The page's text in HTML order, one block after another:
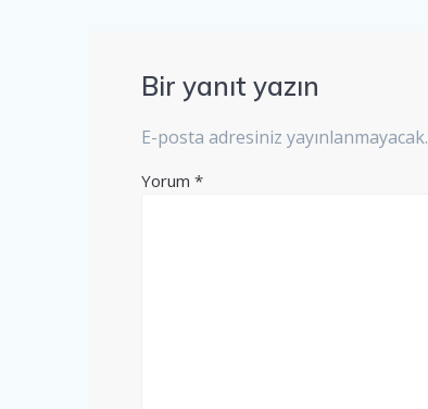
Bir yanıt yazın
E-posta adresiniz yayınlanmayacak.
Yorum*